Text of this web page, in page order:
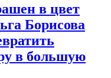
в цвет
Борисова
в большую